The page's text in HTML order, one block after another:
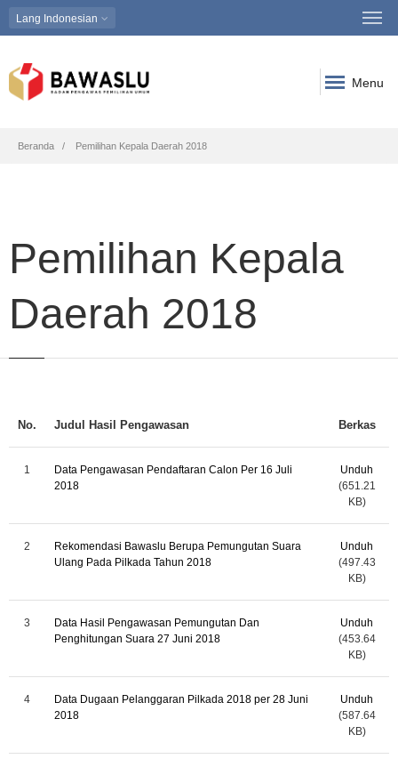
Lang Indonesian
Menu
Breadcrumb
Beranda Pemilihan Kepala Daerah 2018
Pemilihan Kepala
Daerah 2018
No. Judul Hasil Pengawasan Berkas
1
Data Pengawasan Pendaftaran Calon Per 16 Juli
2018
Unduh
(651.21
KB)
2
Rekomendasi Bawaslu Berupa Pemungutan Suara
Ulang Pada Pilkada Tahun 2018
Unduh
(497.43
KB)
3
Data Hasil Pengawasan Pemungutan Dan
Penghitungan Suara 27 Juni 2018
Unduh
(453.64
KB)
4
Data Dugaan Pelanggaran Pilkada 2018 per 28 Juni
2018
Unduh
(587.64
KB)